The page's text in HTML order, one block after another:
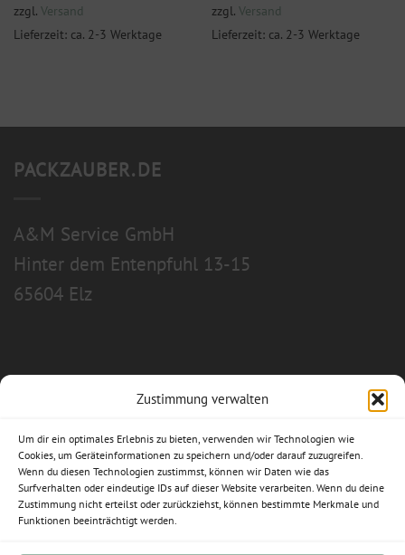
Zustimmung verwalten
Um dir ein optimales Erlebnis zu bieten, verwenden wir Technologien wie
Cookies, um Geräteinformationen zu speichern und/oder darauf zuzugreifen.
Wenn du diesen Technologien zustimmst, können wir Daten wie das
Surfverhalten oder eindeutige IDs auf dieser Website verarbeiten. Wenn du deine
Zustimmung nicht erteilst oder zurückziehst, können bestimmte Merkmale und
Funktionen beeinträchtigt werden.
zzgl. Versand
Lieferzeit: ca. 2-3 Werktage
zzgl. Versand
Lieferzeit: ca. 2-3 Werktage
PACKZAUBER.DE
A&M Service GmbH
Hinter dem Entenpfuhl 13-15
65604 Elz
Allgemeine Geschäftsbedingungen
Impressum
Datenschutzerklärung